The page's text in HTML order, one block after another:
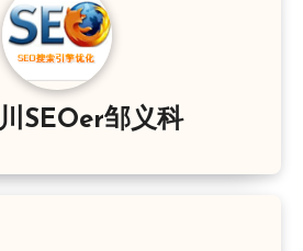
SEOer邹义科